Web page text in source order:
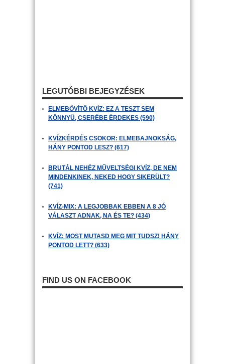
LEGUTÓBBI BEJEGYZÉSEK
ELMEBŐVÍTŐ KVÍZ: EZ A TESZT SEM
KÖNNYŰ, CSERÉBE ÉRDEKES (590)
KVÍZKÉRDÉS CSOKOR: ELMEBAJNOKSÁG,
HÁNY PONTOD LESZ? (617)
BRUTÁL NEHÉZ MŰVELTSÉGI KVÍZ, DE NEM
MINDENKINEK, NEKED HOGY SIKERÜLT?
(741)
KVÍZ-MIX: A LEGJOBBAK EBBEN A 8 JÓ
VÁLASZT ADNAK, NA ÉS TE? (434)
KVÍZ: MOST MUTASD MEG MIT TUDSZ! HÁNY
PONTOD LETT? (633)
FIND US ON FACEBOOK